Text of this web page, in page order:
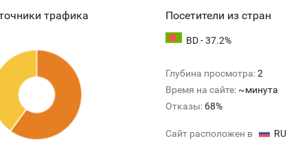
трафика Посетители из стран
BD - 37.2%
Глубина просмотра:2
Время на сайте: ~минута
Отказы: 68%
Сайт расположен в RU